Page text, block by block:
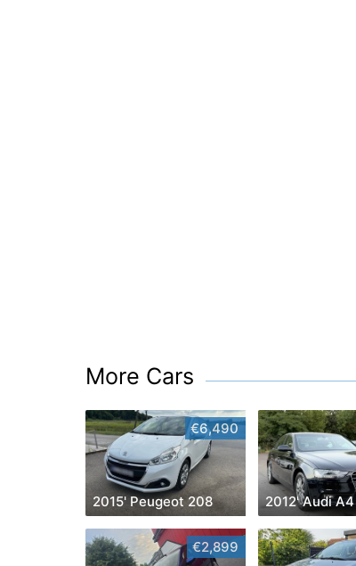
More Cars
€6,490
2015' Peugeot 208 2012' Audi A4
€2,899